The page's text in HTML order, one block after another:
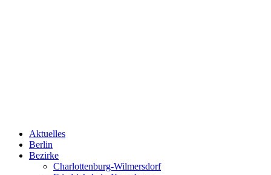
Aktuelles
Berlin
Bezirke
Charlottenburg-Wilmersdorf